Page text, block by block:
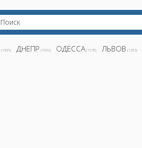
(1995) ДНЕПР (1692) ОДЕССА (1578) ЛЬВОВ (1282)